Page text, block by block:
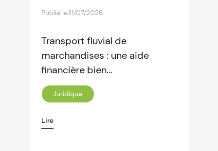
Publié le31/07/2026
Transport fluvial de
marchandises : une aide
financière bien...
Juridique
Lire